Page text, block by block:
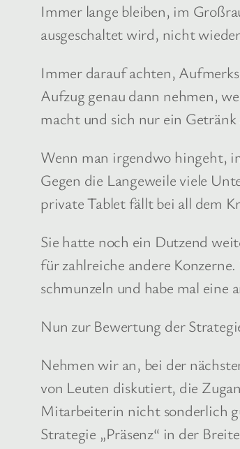
Immer lange bleiben, im
ausgeschaltet wird, nicht
Immer darauf achten,
Aufzug genau dann nehmen,
macht und sich nur ein
Wenn man irgendwo hingeht,
Gegen die Langeweile viele
private Tablet fällt bei all dem
Sie hatte noch ein Dutzend
für zahlreiche andere
schmunzeln und habe mal eine
Nun zur Bewertung der
Nehmen wir an, bei der
von Leuten diskutiert, die
Mitarbeiterin nicht sonderlich
Strategie „Präsenz“ in der